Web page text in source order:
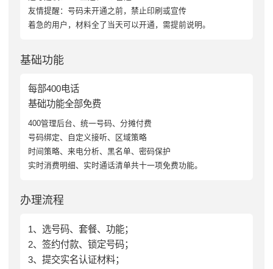
友情提醒：号码未开通之前，禁止印刷或宣传
着急的用户，材料全了当天可以开通，需提前说明。
基础功能
每部400电话
基础功能全部免费
400管理后台、统一号码、分摊付费
号码绑定、自定义接听、区域策略
时间策略、来电分析、黑名单、密码保护
实时消费明细、实时通话清单共十一项免费功能。
办理流程
1、选号码、套餐、功能；
2、签约付款、锁定号码；
3、提交实名认证材料；